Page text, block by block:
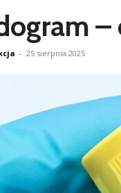
–
- 25 sierpnia 2025